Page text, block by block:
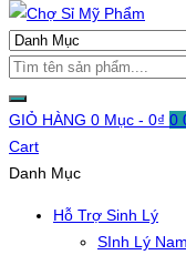
GIỎ HÀNG 0 Mục - 0₫ 0
Cart
Danh Mục
Hỗ Trợ Sinh Lý
SInh Lý Nam